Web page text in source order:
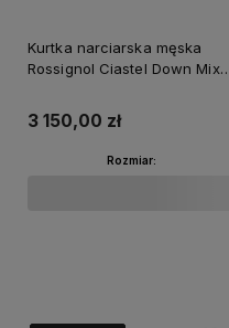
Kurtka narciarska męska
Rossignol Ciastel Down Mix
3 150,00 zł
Rozmiar: